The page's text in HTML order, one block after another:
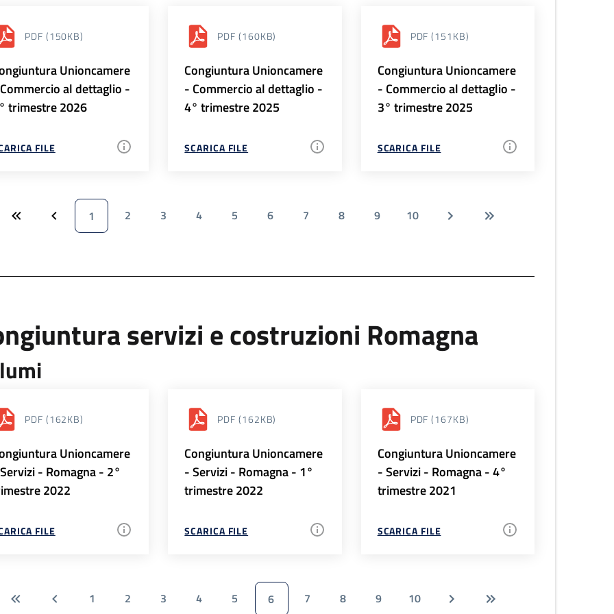
PDF (150KB)
Unioncamere
al dettaglio -
trimestre 2026
FILE
PDF (160KB)
Congiuntura Unioncamere
- Commercio al dettaglio -
4° trimestre 2025
SCARICA FILE
PDF (151KB)
Congiuntura Unioncamere
- Commercio al dettaglio -
3° trimestre 2025
SCARICA FILE
1 2 3 4 5 6 7 8 9 10
servizi e costruzioni Romagna
PDF (162KB)
Unioncamere
- Romagna - 2°
2022
FILE
PDF (162KB)
Congiuntura Unioncamere
- Servizi - Romagna - 1°
trimestre 2022
SCARICA FILE
PDF (167KB)
Congiuntura Unioncamere
- Servizi - Romagna - 4°
trimestre 2021
SCARICA FILE
1 2 3 4 5 6 7 8 9 10